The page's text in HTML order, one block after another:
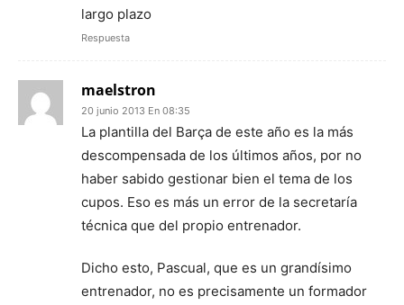
largo plazo
Respuesta
maelstron
20 junio 2013 En 08:35
La plantilla del Barça de este año es la más
descompensada de los últimos años, por no
haber sabido gestionar bien el tema de los
cupos. Eso es más un error de la secretaría
técnica que del propio entrenador.
Dicho esto, Pascual, que es un grandísimo
entrenador, no es precisamente un formador